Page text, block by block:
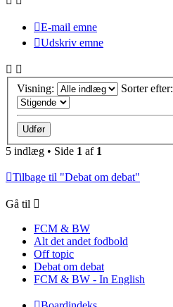
E-mail emne
Udskriv emne
Visning: Sorter efter:
5 indlæg • Side 1 af 1
Tilbage til "Debat om debat"
Gå til
FCM & BW
Alt det andet fodbold
Off topic
Debat om debat
FCM & BW - In English